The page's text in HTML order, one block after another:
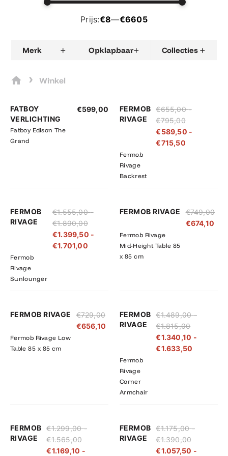
Prijs:€8—€6605
Merk + Opklapbaar+ Collecties +
› Winkel
FATBOY
VERLICHTING
Fatboy Edison The
Grand
€599,00
FERMOB
RIVAGE
Fermob
Rivage
Backrest
€655,00 -
€795,00
€655,00
tot
€795,00
€589,50 -
€715,50
€589,50
tot
€715,50
FERMOB
RIVAGE
Fermob
Rivage
Sunlounger
€1.555,00 -
€1.890,00
€1.555,00
tot
€1.890,00
€1.399,50 -
€1.701,00
€1.399,50
tot
€1.701,00
FERMOB RIVAGE
Fermob Rivage
Mid-Height Table 85
x 85 cm
€749,00
€674,10
FERMOB RIVAGE
Fermob Rivage Low
Table 85 x 85 cm
€729,00
€656,10
FERMOB
RIVAGE
Fermob
Rivage
Corner
Armchair
€1.489,00 -
€1.815,00
€1.489,00
tot
€1.815,00
€1.340,10 -
€1.633,50
€1.340,10
FERMOB
RIVAGE
€1.299,00 -
€1.565,00
€1.299,00
tot
€1.565,00
€1.169,10 -
€1.169,10
€1.408,50
FERMOB
RIVAGE
€1.175,00 -
€1.390,00
€1.175,00
tot
€1.390,00
€1.057,50 -
€1.057,50
tot
€1.251,00